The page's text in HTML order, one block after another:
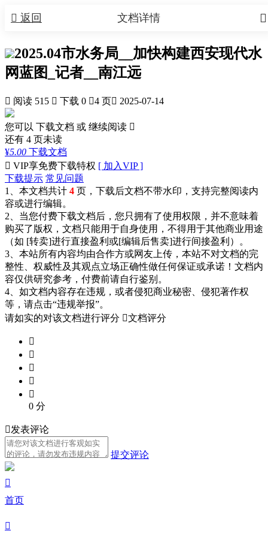
 返回 
文档详情
2025.04市水务局__加快构建西安现代水
网蓝图_记者__南江远
 阅读 515  下载 0 4 页 2025-07-14
您可以 下载文档 或 继续阅读 
还有 4 页未读
¥5.00 下载文档
 VIP享免费下载特权 [ 加入VIP ]
下载提示 常见问题
1、本文档共计 4 页，下载后文档不带水印，支持完整阅读内
容或进行编辑。
2、当您付费下载文档后，您只拥有了使用权限，并不意味着
购买了版权，文档只能用于自身使用，不得用于其他商业用途
（如 [转卖]进行直接盈利或[编辑后售卖]进行间接盈利）。
3、本站所有内容均由合作方或网友上传，本站不对文档的完
整性、权威性及其观点立场正确性做任何保证或承诺！文档内
容仅供研究参考，付费前请自行鉴别。
4、如文档内容存在违规，或者侵犯商业秘密、侵犯著作权
等，请点击“违规举报”。
请如实的对该文档进行评分 文档评分





0 分
发表评论
提交评论

首页
